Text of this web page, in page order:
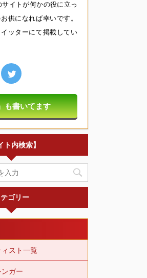
イトが何かの役に立っ
供になれば幸いです。
ッターにて掲載してい
も書いてます
ト内検索】
ゴリー
スト一覧
ガー